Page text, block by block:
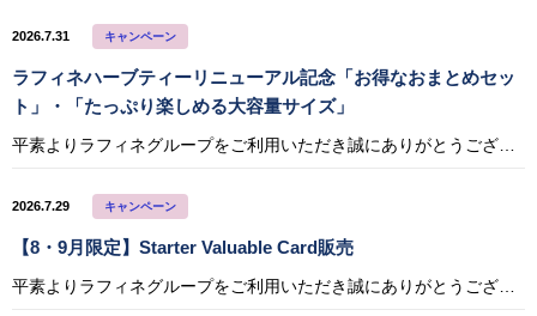
2026.7.31 キャンペーン
ラフィネハーブティーリニューアル記念「お得なおまとめセッ
ト」・「たっぷり楽しめる大容量サイズ」
2026.7.29 キャンペーン
【8・9月限定】Starter Valuable Card販売